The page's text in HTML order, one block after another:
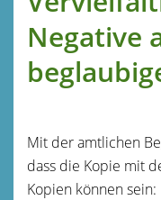
Negative
Mit der amtlichen
dass die Kopie mit
Kopien können sein: